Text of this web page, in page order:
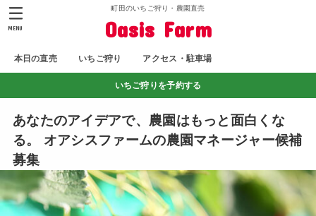
町田のいちご狩り・農園直売
Oasis Farm
本日の直売 いちご狩り アクセス・駐車場
MENU
いちご狩りを予約する
あなたのアイデアで、農園はもっと面白くな
る。 オアシスファームの農園マネージャー候補
募集